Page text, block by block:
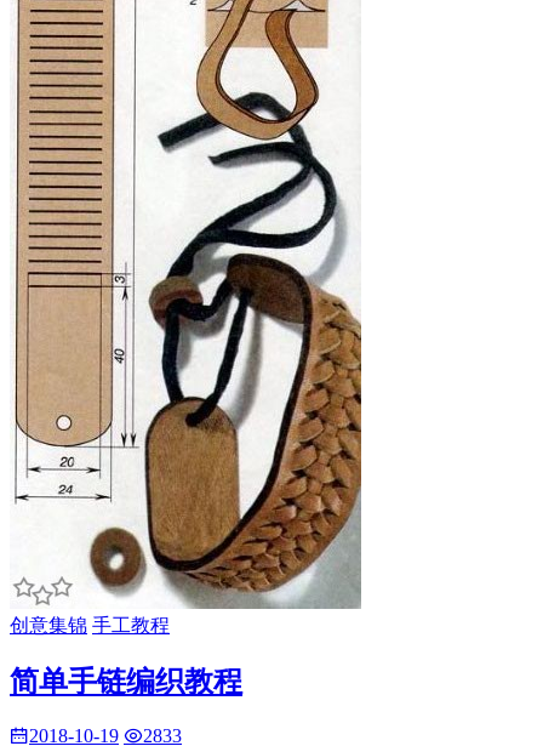
创意集锦 手工教程
简单手链编织教程
2018-10-19 2833